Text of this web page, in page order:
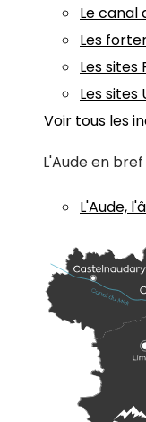
Le canal
Les
Les sites
Les sites
Voir tous les
L'Aude en bref
L'Aude,